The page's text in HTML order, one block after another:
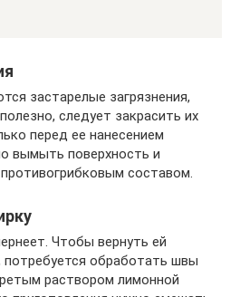
застарелые загрязнения,
следует закрасить их
перед ее нанесением
вымыть поверхность и
составом.
Чтобы вернуть ей
потребуется обработать швы
раствором лимонной